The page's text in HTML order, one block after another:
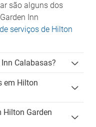
são alguns dos
Inn
serviços de Hilton
Calabasas?
em Hilton
Hilton Garden